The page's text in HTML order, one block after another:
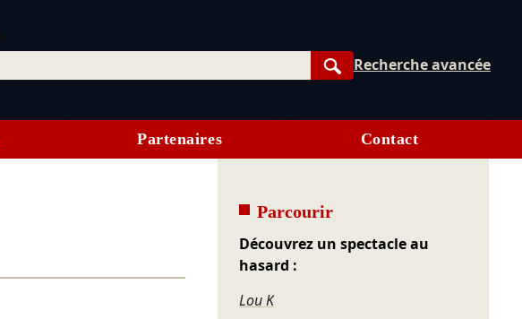
Rechercher
Recherche avancée
Partenaires Contact
Parcourir
Découvrez un spectacle au
hasard :
Lou K